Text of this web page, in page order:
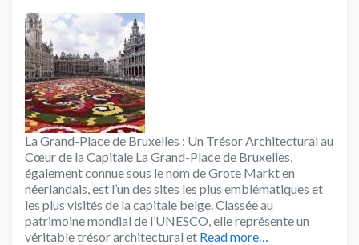
La Grand-Place de Bruxelles : Un Trésor Architectural au
Cœur de la Capitale La Grand-Place de Bruxelles,
également connue sous le nom de Grote Markt en
néerlandais, est l’un des sites les plus emblématiques et
les plus visités de la capitale belge. Classée au
patrimoine mondial de l’UNESCO, elle représente un
véritable trésor architectural et Read more…